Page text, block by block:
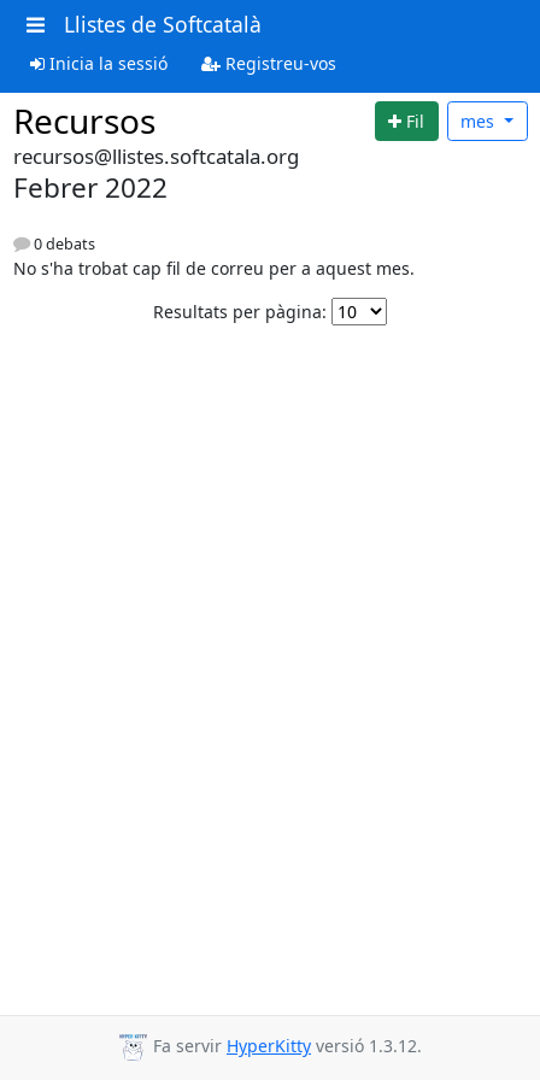
Llistes de Softcatalà
Inicia la sessió Registreu-vos
Recursos Fil mes
recursos@llistes.softcatala.org
Febrer 2022
0 debats
No s'ha trobat cap fil de correu per a aquest mes.
Resultats per pàgina:
Fa servir HyperKitty versió 1.3.12.